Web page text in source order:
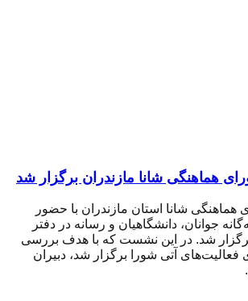
هماهنگی شانا مازندران برگزار شد
شانا استان مازندران با حضور
جوانان، دانشگاهیان و رسانه در دفتر
شد. در این نشست که با هدف بررسی
فعالیت‌های آتی شورا برگزار شد، دبیران